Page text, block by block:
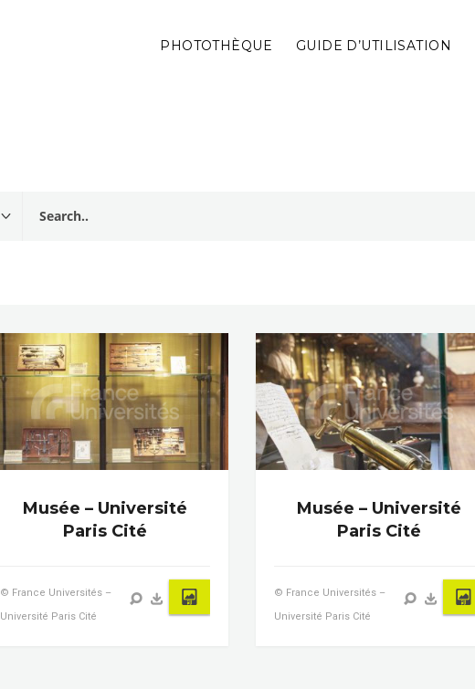
PHOTOTHÈQUE GUIDE D’UTILISATION
Musée – Université
Paris Cité
© France Universités –
Université Paris Cité
Musée – Université
Paris Cité
© France Universités –
Université Paris Cité